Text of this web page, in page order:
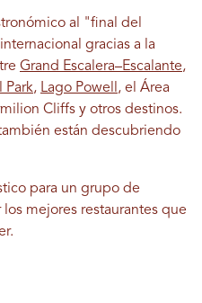
al "final del
gracias a la
Grand Escalera–Escalante,
Park, Lago Powell , el Área
Cliffs y otros destinos.
están descubriendo
para un grupo de
mejores restaurantes que